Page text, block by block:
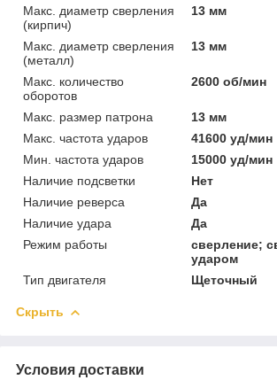
Макс. диаметр сверления
(кирпич)
13 мм
Макс. диаметр сверления
(металл)
13 мм
Макс. количество
оборотов
2600 об/мин
Макс. размер патрона
13 мм
Макс. частота ударов
41600 уд/мин
Мин. частота ударов
15000 уд/мин
Наличие подсветки
Нет
Наличие реверса
Да
Наличие удара
Да
Режим работы
сверление;
ударом
Тип двигателя
Щеточный
Скрыть
Условия доставки